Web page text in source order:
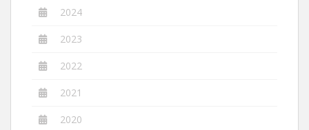
2024
2023
2022
2021
2020